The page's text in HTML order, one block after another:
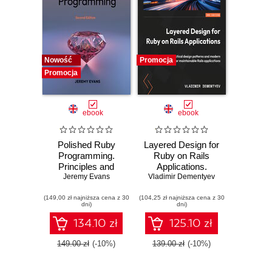
Nowość
Promocja
ebook
Polished Ruby
Programming.
Principles and
practices for
maintainable, and
performant
software - Second
Edition
Jeremy Evans
(149,00 zł najniższa cena z 30
dni)
134.10 zł
149.00 zł (-10%)
Promocja
ebook
Layered Design for
Ruby on Rails
Applications.
Discover practical
and modern
abstractions for
maintainable Rails
applications -
Second Edition
Vladimir Dementyev
(104,25 zł najniższa cena z 30
dni)
125.10 zł
139.00 zł (-10%)